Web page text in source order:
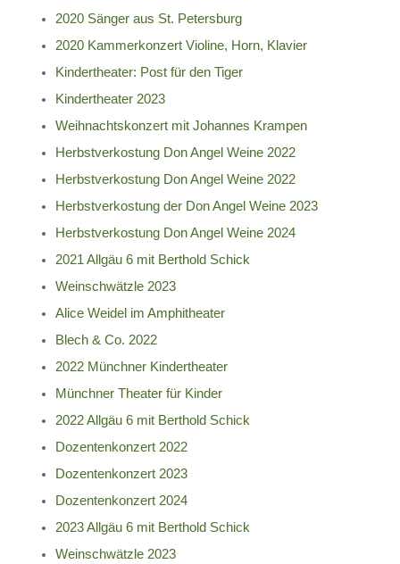
2020 Sänger aus St. Petersburg
2020 Kammerkonzert Violine, Horn, Klavier
Kindertheater: Post für den Tiger
Kindertheater 2023
Weihnachtskonzert mit Johannes Krampen
Herbstverkostung Don Angel Weine 2022
Herbstverkostung Don Angel Weine 2022
Herbstverkostung der Don Angel Weine 2023
Herbstverkostung Don Angel Weine 2024
2021 Allgäu 6 mit Berthold Schick
Weinschwätzle 2023
Alice Weidel im Amphitheater
Blech & Co. 2022
2022 Münchner Kindertheater
Münchner Theater für Kinder
2022 Allgäu 6 mit Berthold Schick
Dozentenkonzert 2022
Dozentenkonzert 2023
Dozentenkonzert 2024
2023 Allgäu 6 mit Berthold Schick
Weinschwätzle 2023